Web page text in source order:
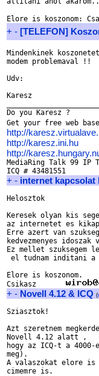
Elore is koszonom:
+ - [TELEFON]
Mindenkinek
modem problemaval !!
Udv:
Karesz
Do you Karesz ?
Get your free web
http://
http://karesz.ini.hu
http://
MediaRing Talk 99 IP
+ - internet kapcsolat
Helosztok
Keresek olyan kis
az internetet es
Erre azert van
kedvezmenyes
Ez mellet szuksegem
el tudnam inditani a
Elore is koszonom.
Csikasz
+ - Novell 4.12 & ICQ (
Sziasztok!
Azt szeretnem
Novell 4.12 alatt ,
hogy az ICQ-t a
meg).
A valaszokat elore is
cimemre is.